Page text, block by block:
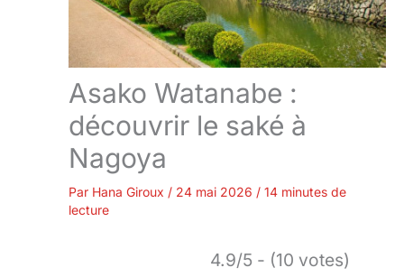
Asako Watanabe :
découvrir le saké à
Nagoya
Par Hana Giroux / 24 mai 2026 / 14 minutes de
lecture
4.9/5 - (10 votes)